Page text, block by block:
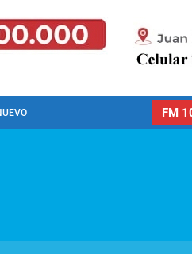
PREDIO PARA LA... FM